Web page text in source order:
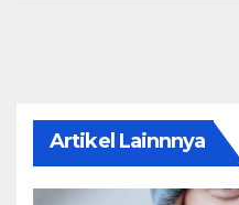
Artikel Lainnnya